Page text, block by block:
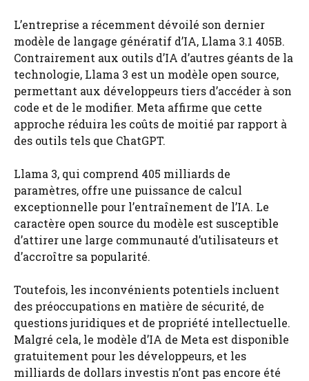
L’entreprise a récemment dévoilé son dernier
modèle de langage génératif d’IA, Llama 3.1 405B.
Contrairement aux outils d’IA d’autres géants de la
technologie, Llama 3 est un modèle open source,
permettant aux développeurs tiers d’accéder à son
code et de le modifier. Meta affirme que cette
approche réduira les coûts de moitié par rapport à
des outils tels que ChatGPT.
Llama 3, qui comprend 405 milliards de
paramètres, offre une puissance de calcul
exceptionnelle pour l’entraînement de l’IA. Le
caractère open source du modèle est susceptible
d’attirer une large communauté d’utilisateurs et
d’accroître sa popularité.
Toutefois, les inconvénients potentiels incluent
des préoccupations en matière de sécurité, de
questions juridiques et de propriété intellectuelle.
Malgré cela, le modèle d’IA de Meta est disponible
gratuitement pour les développeurs, et les
milliards de dollars investis n’ont pas encore été